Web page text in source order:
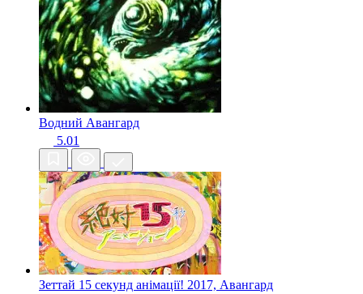
Водний Авангард
5.01
Зеттай 15 секунд анімації! 2017, Авангард